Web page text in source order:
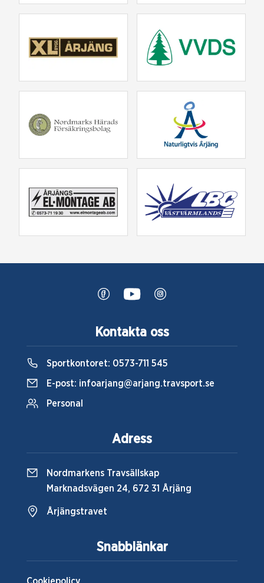
Snabblänkar
Kontakta oss
Sportkontoret: 0573-711 545
E-post: infoarjang@arjang.travsport.se
Personal
Adress
Nordmarkens Travsällskap
Marknadsvägen 24, 672 31 Årjäng
Årjängstravet